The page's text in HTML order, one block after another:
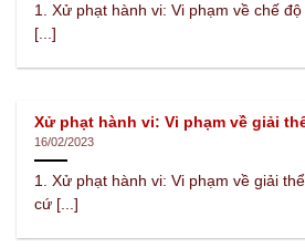
1. Xử phạt hành vi: Vi phạm về chế
[...]
Xử phạt hành vi: Vi phạm về giải
16/02/2023
1. Xử phạt hành vi: Vi phạm về giải
cứ [...]